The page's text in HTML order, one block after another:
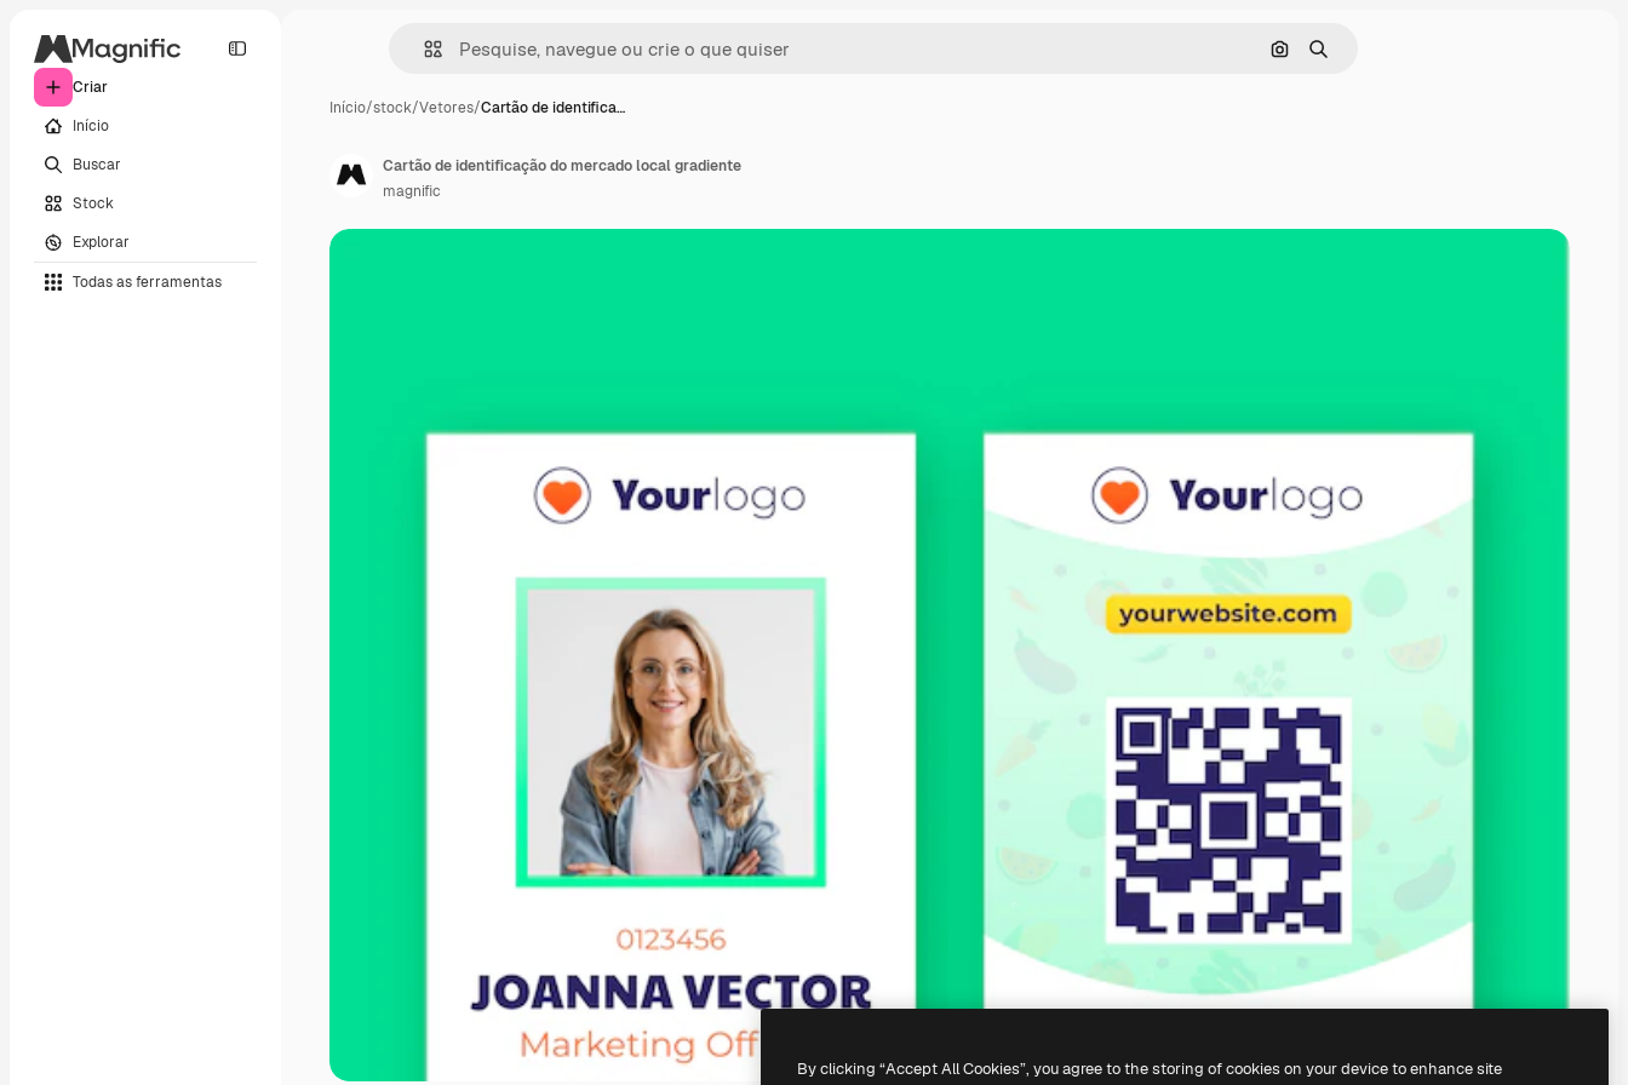
Criar
Início
Buscar
Stock
Explorar
Todas as ferramentas
Pesquisar por imagem
Buscar
Início/stock/Vetores/Cartão de identifica…
Cartão de identificação do mercado local gradiente
magnific
By clicking “Accept All Cookies”, you agree to the storing of cookies on your device to enhance site